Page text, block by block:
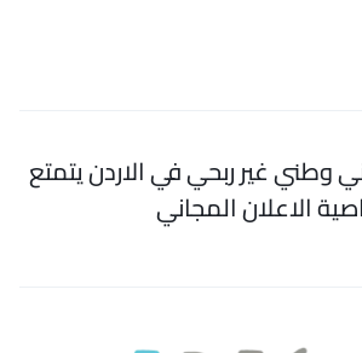
وطني غير ربحي في الاردن يتمتع
الاعلان المجاني